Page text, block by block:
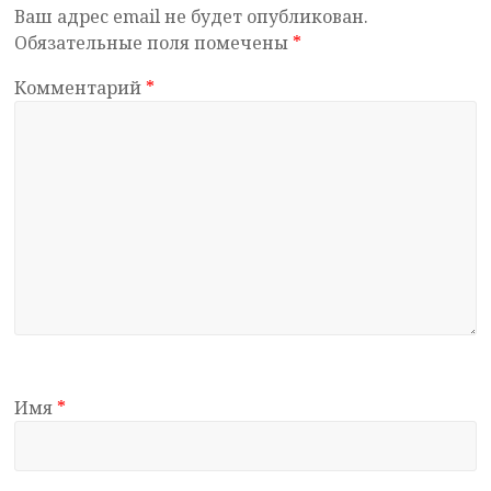
Ваш адрес email не будет опубликован.
Обязательные поля помечены *
Комментарий *
Имя *